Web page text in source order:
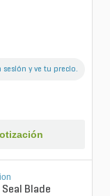
sesión y ve tu precio.
Blade